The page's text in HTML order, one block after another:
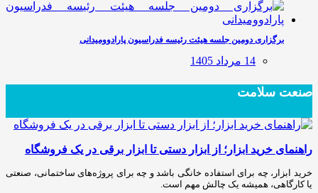
برگزاری دومین جلسه هیئت رئیسه فدراسیون پارادوومیدانی
14 مرداد 1405
صنعت سلامت
راهنمای خرید ابزار؛ از ابزار دستی تا ابزار برقی در یک فروشگاه
خرید ابزار، چه برای استفاده خانگی باشد و چه برای پروژه‌های ساختمانی، صنعتی
یا کارگاهی، همیشه یک چالش مهم است.